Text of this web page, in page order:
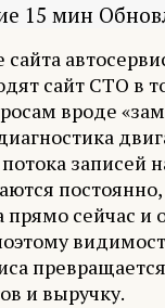
15 мин
сайт СТО в
вроде
записей
постоянно,
прямо сейчас и
и выручку.